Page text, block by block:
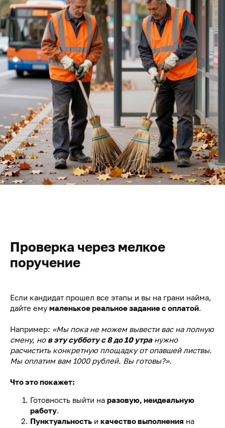
Проверка через мелкое
поручение
Если кандидат прошел все этапы и вы на грани найма,
дайте ему маленькое реальное задание с оплатой.
Например: «Мы пока не можем вывести вас на полную
смену, но в эту субботу с 8 до 10 утранужно
расчистить конкретную площадку от опавшей листвы.
Мы оплатим вам 1000 рублей. Вы готовы?».
Что это покажет:
Готовность выйти на разовую, неидеальную
работу.
Пунктуальность и качество выполнения на